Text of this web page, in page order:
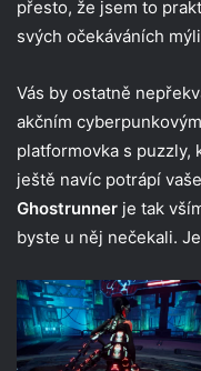
přesto, že jsem to
svých očekáváních
Vás by ostatně
akčním
platformovka s puzzly,
ještě navíc potrápí
Ghostrunner je tak
byste u něj nečekali.